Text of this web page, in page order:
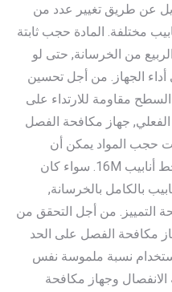
عن طريق تغيير عدد من
مختلفة. المادة حجب ثابتة
من الخرسانة, حتى لو
أداء الجهاز. من أجل تحسين
مقاومة للارتداء على
الفعلي, جهاز مكافحة الفصل
حجب المواد يمكن أن
تتحقق بشكل كامل عند انخفاض خط أنابيب 16M. سواء كان
بالكامل بالخرسانة,
التمييز. من أجل التحقق من
مكافحة الفصل على الحد
نسبة ملموسة نفس
وجهاز مكافحة